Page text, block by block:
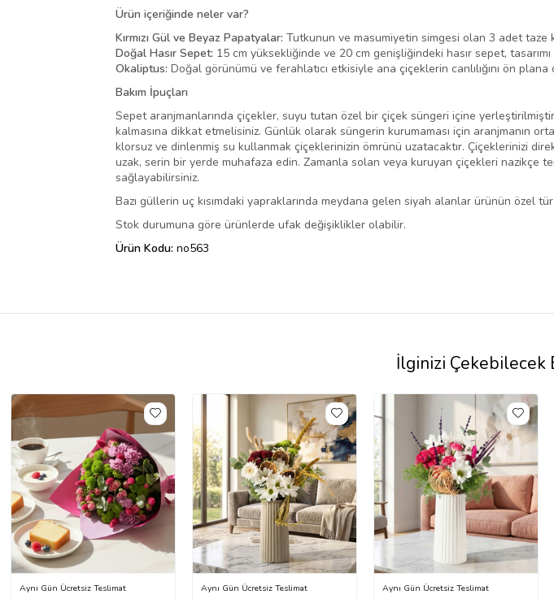
Ürün içeriğinde neler var?
Kırmızı Gül ve Beyaz Papatyalar: Tutkunun ve masumiyetin simgesi olan 3 adet taze
Doğal Hasır Sepet: 15 cm yüksekliğinde ve 20 cm genişliğindeki hasır sepet,
Okaliptus: Doğal görünümü ve ferahlatıcı etkisiyle ana çiçeklerin canlılığını ön
Bakım İpuçları
Sepet aranjmanlarında çiçekler, suyu tutan özel bir çiçek süngeri içine
kalmasına dikkat etmelisiniz. Günlük olarak süngerin kurumaması için aranjmanın
klorsuz ve dinlenmiş su kullanmak çiçeklerinizin ömrünü uzatacaktır. Çiçeklerinizi
uzak, serin bir yerde muhafaza edin. Zamanla solan veya kuruyan çiçekleri nazikçe
sağlayabilirsiniz.
Bazı güllerin uç kısımdaki yapraklarında meydana gelen siyah alanlar ürünün özel
Stok durumuna göre ürünlerde ufak değişiklikler olabilir.
Ürün Kodu: no563
İlginizi Çekebilecek
Aynı Gün Ücretsiz Teslimat Aynı Gün Ücretsiz Teslimat Aynı Gün Ücretsiz Teslimat